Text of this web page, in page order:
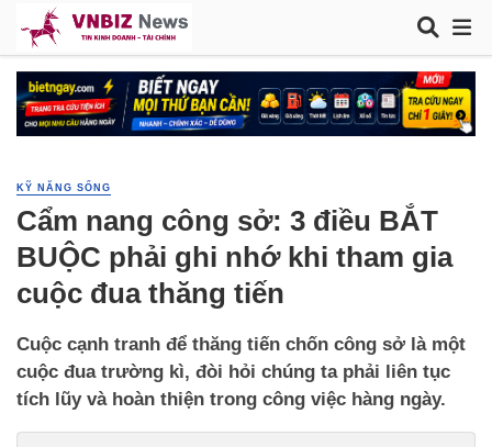
KỸ NĂNG SỐNG
Cẩm nang công sở: 3 điều BẮT
BUỘC phải ghi nhớ khi tham gia
cuộc đua thăng tiến
Cuộc cạnh tranh để thăng tiến chốn công sở là một
cuộc đua trường kì, đòi hỏi chúng ta phải liên tục
tích lũy và hoàn thiện trong công việc hàng ngày.